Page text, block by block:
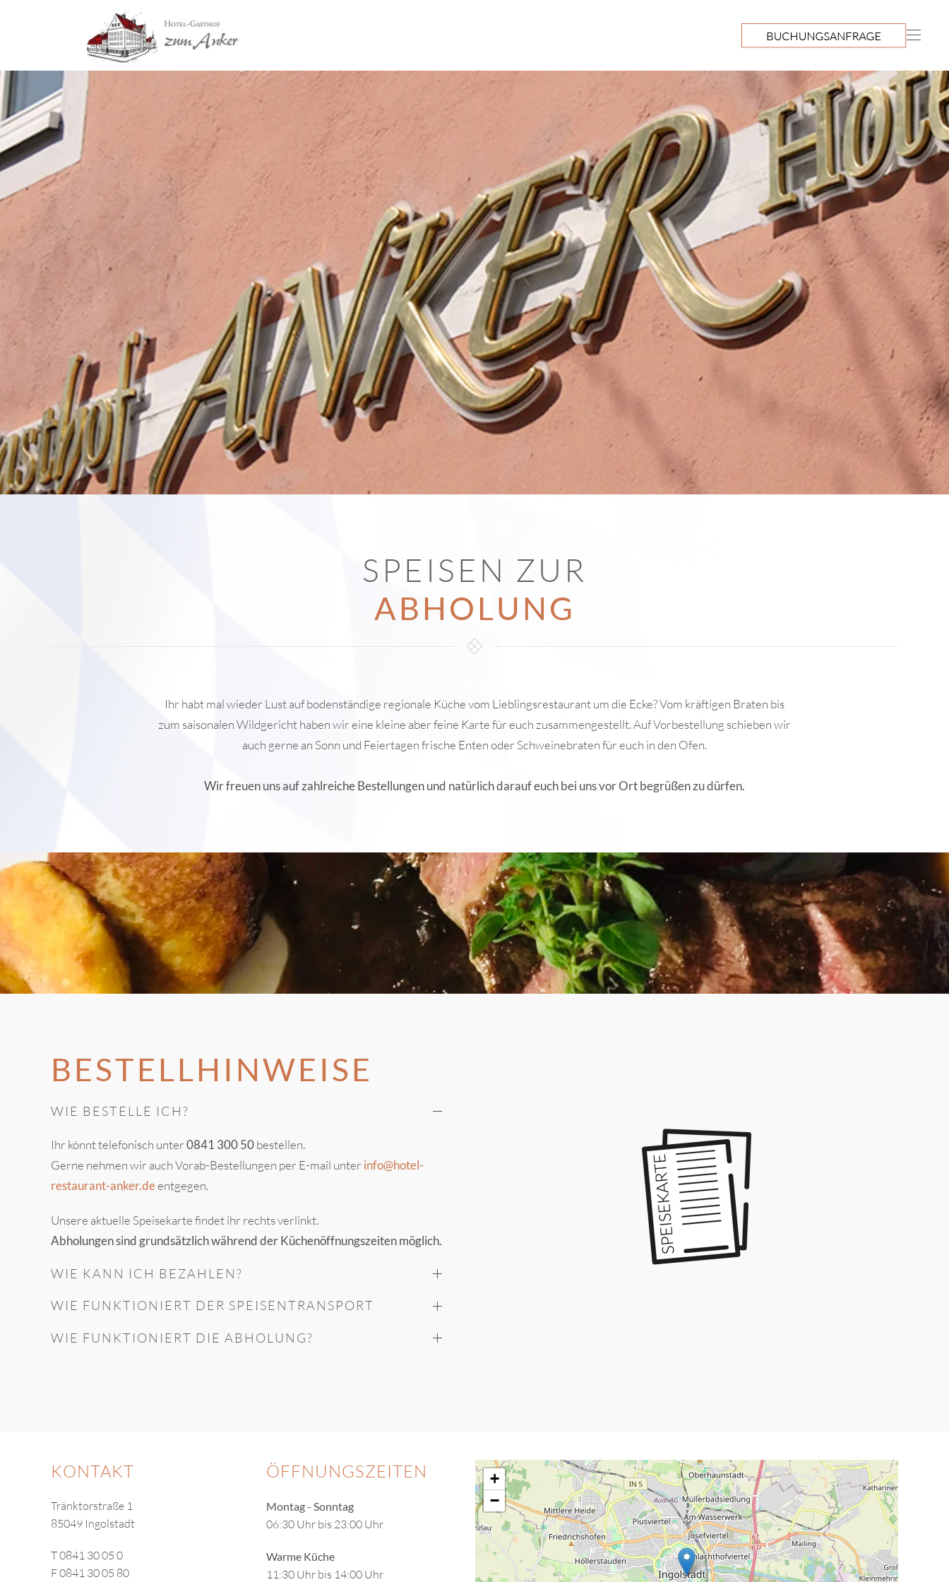
Skip to main content
SPEISEN ZUR
ABHOLUNG
Ihr habt mal wieder Lust auf bodenständige regionale Küche vom Lieblingsrestaurant um die Ecke? Vom kräftigen Braten bis
zum saisonalen Wildgericht haben wir eine kleine aber feine Karte für euch zusammengestellt. Auf Vorbestellung schieben wir
auch gerne an Sonn und Feiertagen frische Enten oder Schweinebraten für euch in den Ofen.
Wir freuen uns auf zahlreiche Bestellungen und natürlich darauf euch bei uns vor Ort begrüßen zu dürfen.
BESTELLHINWEISE
WIE BESTELLE ICH?
Ihr könnt telefonisch unter0841 300 50bestellen.
Gerne nehmen wir auch Vorab-Bestellungen per E-mail unter info@hotel-
restaurant-anker.deentgegen.
Unsere aktuelle Speisekarte findet ihr rechts verlinkt.
Abholungen sind grundsätzlich während der Küchenöffnungszeiten möglich.
WIE KANN ICH BEZAHLEN?
WIE FUNKTIONIERT DER SPEISENTRANSPORT
WIE FUNKTIONIERT DIE ABHOLUNG?
KONTAKT
Tränktorstraße 1
85049 Ingolstadt
T 0841 30 05 0
F 0841 30 05 80
ÖFFNUNGSZEITEN
Montag - Sonntag
06:30 Uhr bis 23:00 Uhr
Warme Küche
11:30 Uhr bis 14:00 Uhr
+
−